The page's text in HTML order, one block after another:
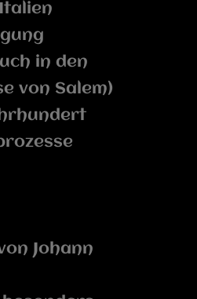
in den
von Salem)
Johann